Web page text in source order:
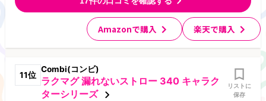
Amazonで購入 楽天で購入
11位
Combi(コンビ)
ラクマグ 漏れないストロー 340 キャラク
ターシリーズ
リストに
保存